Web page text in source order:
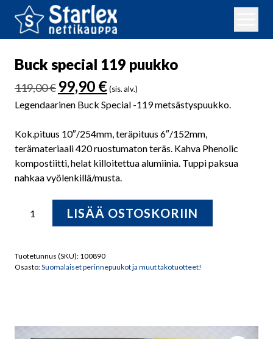
Buck special 119 puukko
119,00€ Alkuperäinen
hinta
oli:
99,90 €Nykyinen
hinta
on:
(sis. alv.)
Legendaarinen Buck Special -119 metsästyspuukko.
Kok.pituus 10″/254mm, teräpituus 6″/152mm,
terämateriaali 420 ruostumaton teräs. Kahva Phenolic
kompostiitti, helat killoitettua alumiinia. Tuppi paksua
nahkaa vyölenkillä/musta.
special
määrä
LISÄÄ OSTOSKORIIN
Tuotetunnus (SKU): 100890
Osasto:Suomalaiset perinnepuukot ja muut takotuotteet!